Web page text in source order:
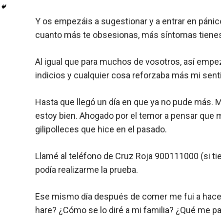
Y os empezáis a sugestionar y a entrar en
cuanto más te obsesionas, más síntomas
Al igual que para muchos de vosotros, así
indicios y cualquier cosa reforzaba más mi
Hasta que llegó un día en que ya no pude más.
estoy bien. Ahogado por el temor a pensar que
gilipolleces que hice en el pasado.
Llamé al teléfono de Cruz Roja 900111000 (si
podía realizarme la prueba.
Ese mismo día después de comer me fui a
hare? ¿Cómo se lo diré a mi familia? ¿Qué me